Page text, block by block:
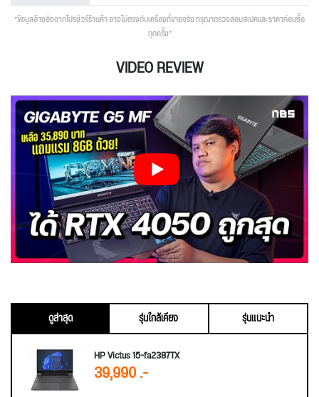
*ข้อมูลอ้างอิงจากโปรชัวร์ร้านค้า อาจไม่ตรงกับเครื่องที่ขายจริง กรุณาตรวจสอบสเปคและราคาก่อนซื้อ
ทุกครั้ง*
VIDEO REVIEW
ดูล่าสุด รุ่นใกล้เคียง
รุ่นแนะนำ
HP Victus 15-fa2387TX
39,990 .-